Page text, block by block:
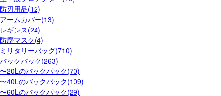
防刃用品(12)
アームカバー(13)
レギンス(24)
防塵マスク(4)
ミリタリーバッグ(710)
バックパック(263)
〜20Lのバックパック(70)
〜40Lのバックパック(109)
〜60Lのバックパック(29)